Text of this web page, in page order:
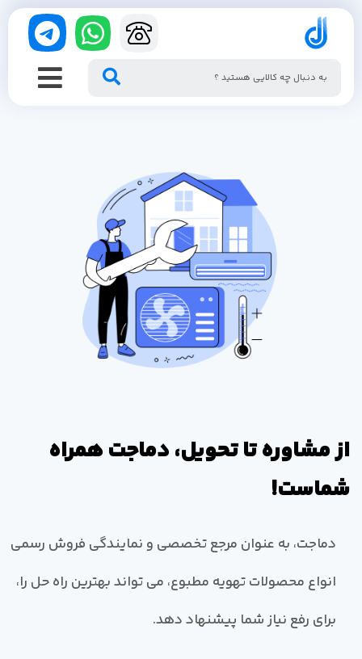
از مشاوره تا تحویل، دماجت همراه
شماست!
دماجت، به عنوان مرجع تخصصی و نمایندگی فروش رسمی
انواع محصولات تهویه مطبوع، می تواند بهترین راه حل را،
برای رفع نیاز شما پیشنهاد دهد.